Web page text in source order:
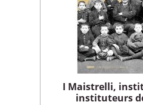
I Maistrelli,
instituteurs